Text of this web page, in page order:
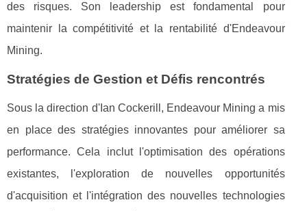
des risques. Son leadership est fondamental pour
maintenir la compétitivité et la rentabilité d'Endeavour
Mining.
Stratégies de Gestion et Défis rencontrés
Sous la direction d'Ian Cockerill, Endeavour Mining a mis
en place des stratégies innovantes pour améliorer sa
performance. Cela inclut l'optimisation des opérations
existantes, l'exploration de nouvelles opportunités
d'acquisition et l'intégration des nouvelles technologies